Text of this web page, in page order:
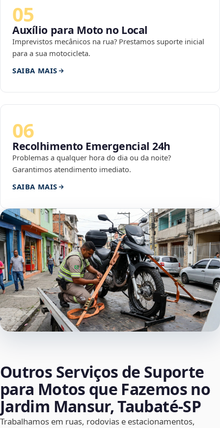
05
Auxílio para Moto no Local
Imprevistos mecânicos na rua? Prestamos suporte inicial
para a sua motocicleta.
SAIBA MAIS
06
Recolhimento Emergencial 24h
Problemas a qualquer hora do dia ou da noite?
Garantimos atendimento imediato.
SAIBA MAIS
Outros Serviços de Suporte
para Motos que Fazemos no
Jardim Mansur, Taubaté‑SP
Trabalhamos em ruas, rodovias e estacionamentos,